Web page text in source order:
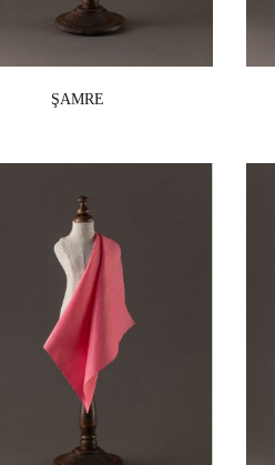
ŞAMRE